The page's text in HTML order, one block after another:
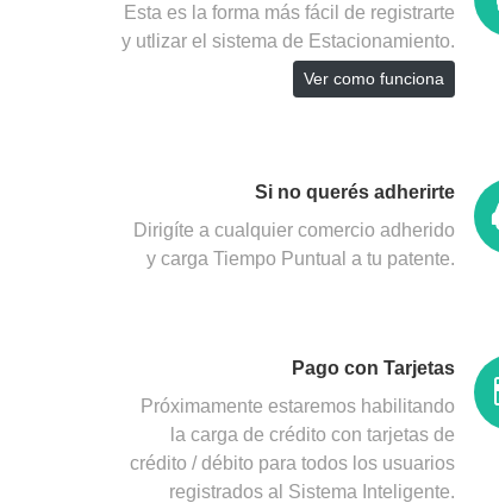
Esta es la forma más fácil de registrarte
y utlizar el sistema de Estacionamiento.
Ver como funciona
Si no querés adherirte
Dirigíte a cualquier comercio adherido
y carga Tiempo Puntual a tu patente.
Pago con Tarjetas
Próximamente estaremos habilitando
la carga de crédito con tarjetas de
crédito / débito para todos los usuarios
registrados al Sistema Inteligente.